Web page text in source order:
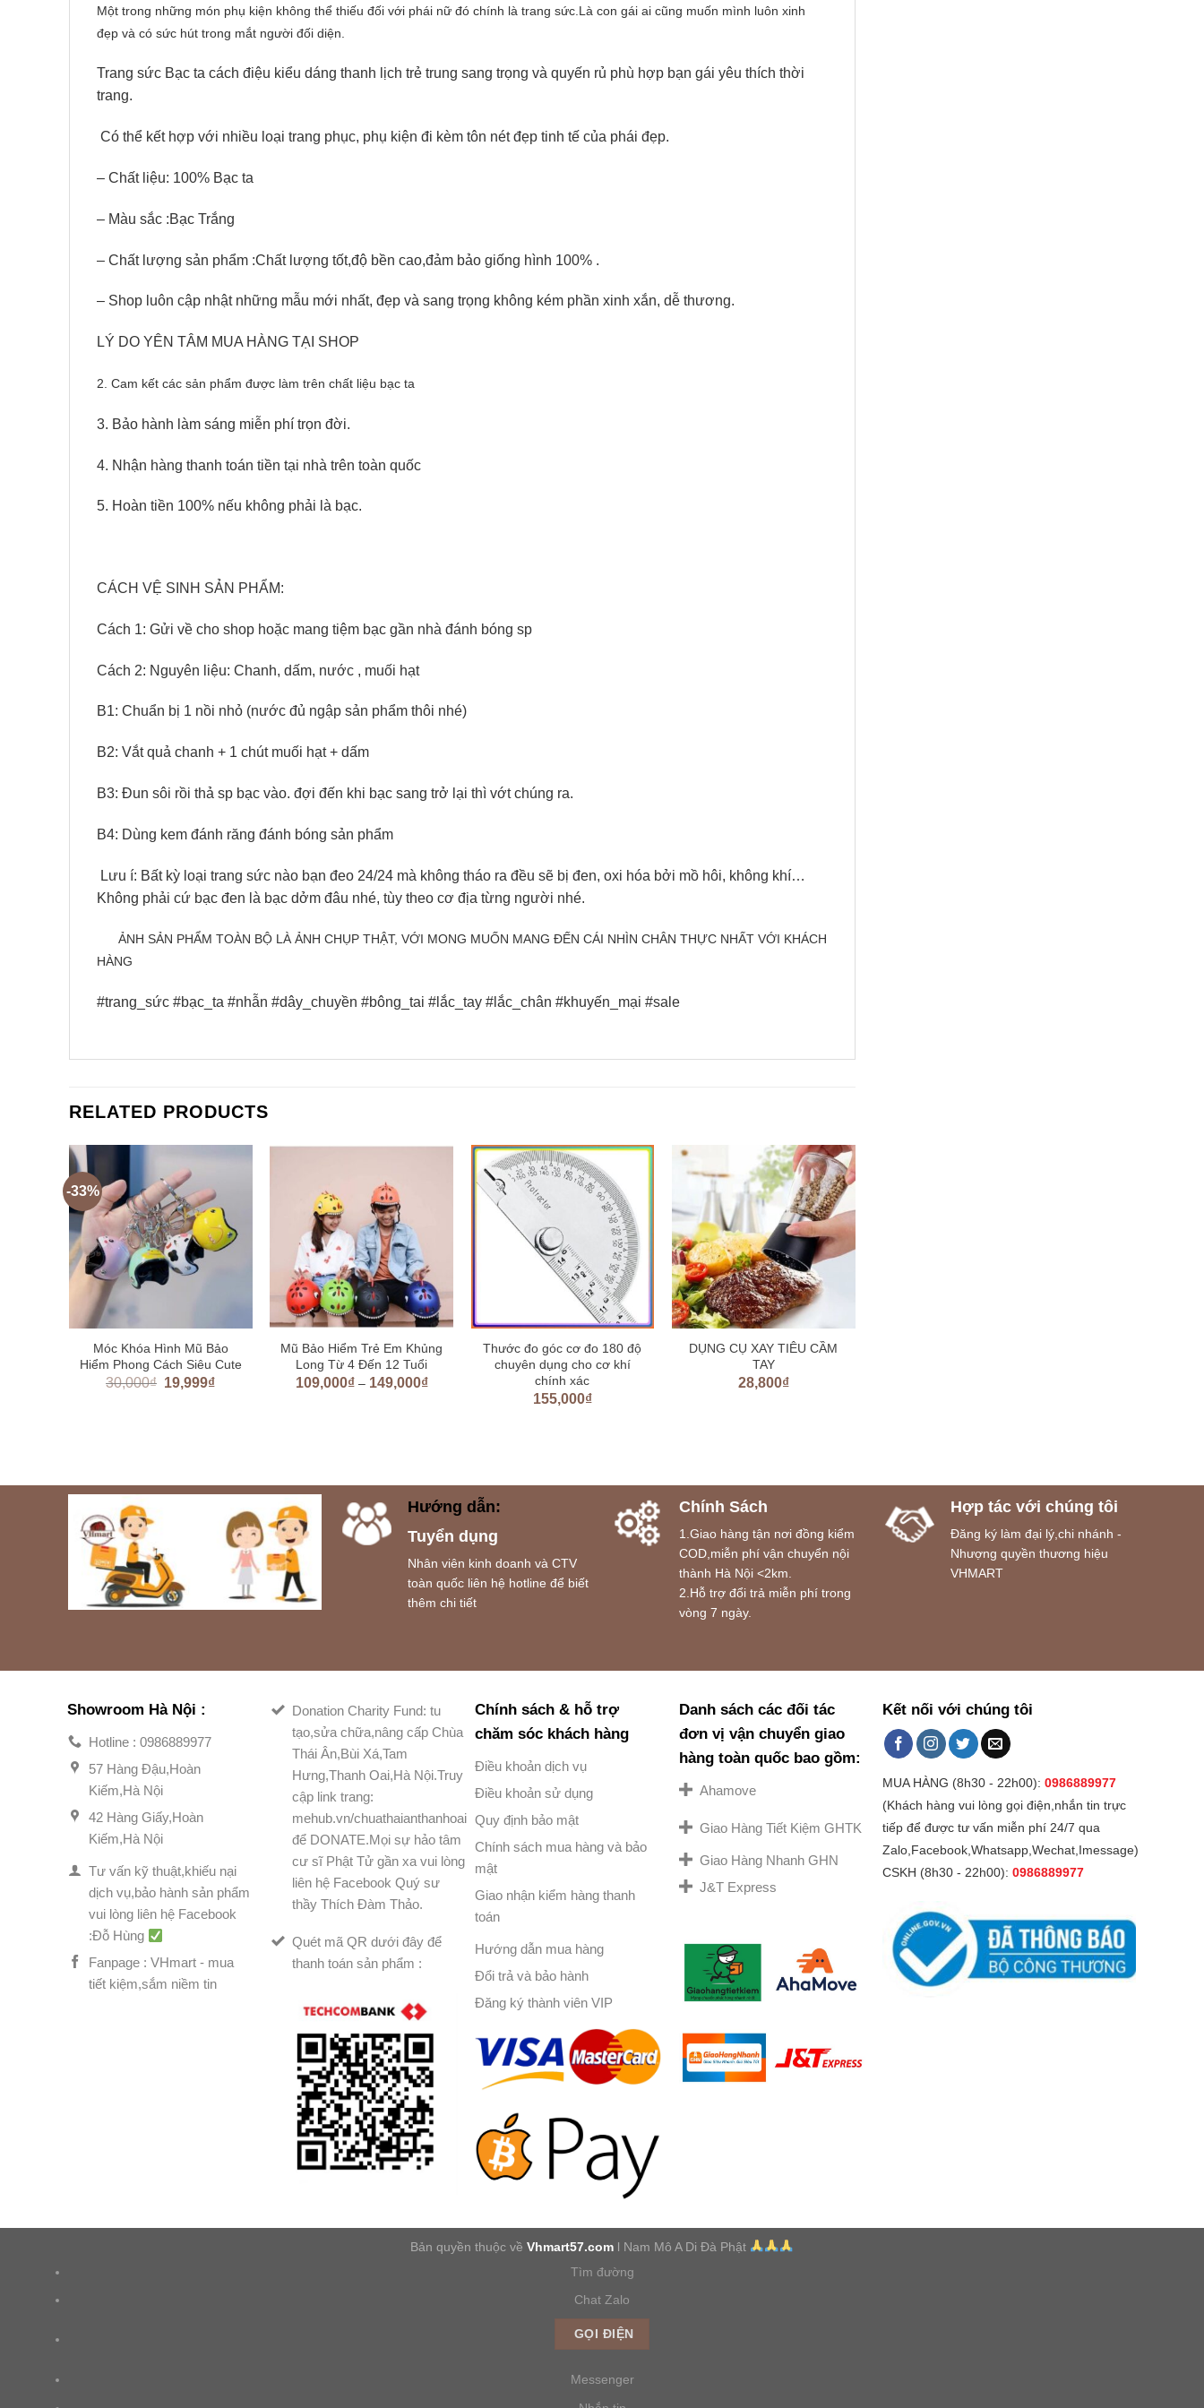
Một trong những món phụ kiện không thể thiếu đối với phái nữ đó chính là trang sức.Là con gái ai cũng muốn mình luôn xinh
đẹp và có sức hút trong mắt người đối diện.
Trang sức Bạc ta cách điệu kiểu dáng thanh lịch trẻ trung sang trọng và quyến rủ phù hợp bạn gái yêu thích thời
trang.
Có thể kết hợp với nhiều loại trang phục, phụ kiện đi kèm tôn nét đẹp tinh tế của phái đẹp.
– Chất liệu: 100% Bạc ta
– Màu sắc :Bạc Trắng
– Chất lượng sản phẩm :Chất lượng tốt,độ bền cao,đảm bảo giống hình 100% .
– Shop luôn cập nhật những mẫu mới nhất, đẹp và sang trọng không kém phần xinh xắn, dễ thương.
LÝ DO YÊN TÂM MUA HÀNG TẠI SHOP
2. Cam kết các sản phẩm được làm trên chất liệu bạc ta
3. Bảo hành làm sáng miễn phí trọn đời.
4. Nhận hàng thanh toán tiền tại nhà trên toàn quốc
5. Hoàn tiền 100% nếu không phải là bạc.
CÁCH VỆ SINH SẢN PHẨM:
Cách 1: Gửi về cho shop hoặc mang tiệm bạc gần nhà đánh bóng sp
Cách 2: Nguyên liệu: Chanh, dấm, nước , muối hạt
B1: Chuẩn bị 1 nồi nhỏ (nước đủ ngập sản phẩm thôi nhé)
B2: Vắt quả chanh + 1 chút muối hạt + dấm
B3: Đun sôi rồi thả sp bạc vào. đợi đến khi bạc sang trở lại thì vớt chúng ra.
B4: Dùng kem đánh răng đánh bóng sản phẩm
Lưu í: Bất kỳ loại trang sức nào bạn đeo 24/24 mà không tháo ra đều sẽ bị đen, oxi hóa bởi mồ hôi, không khí…
Không phải cứ bạc đen là bạc dởm đâu nhé, tùy theo cơ địa từng người nhé.
ẢNH SẢN PHẨM TOÀN BỘ LÀ ẢNH CHỤP THẬT, VỚI MONG MUỐN MANG ĐẾN CÁI NHÌN CHÂN THỰC NHẤT VỚI KHÁCH
HÀNG
#trang_sức #bạc_ta #nhẫn #dây_chuyền #bông_tai #lắc_tay #lắc_chân #khuyến_mại #sale
RELATED PRODUCTS
-33%
Móc Khóa Hình Mũ Bảo
Hiểm Phong Cách Siêu Cute
30,000₫ 19,999₫
Mũ Bảo Hiểm Trẻ Em Khủng
Long Từ 4 Đến 12 Tuổi
109,000₫– 149,000₫
Thước đo góc cơ đo 180 độ
chuyên dụng cho cơ khí
chính xác
155,000₫
DỤNG CỤ XAY TIÊU CẦM
TAY
28,800₫
Hướng dẫn:
Tuyển dụng
Nhân viên kinh doanh và CTV
toàn quốc liên hệ hotline để biết
thêm chi tiết
Chính Sách
1.Giao hàng tận nơi đồng kiểm
COD,miễn phí vận chuyển nội
thành Hà Nội <2km.
2.Hỗ trợ đổi trả miễn phí trong
vòng 7 ngày.
Hợp tác với chúng tôi
Đăng ký làm đại lý,chi nhánh -
Nhượng quyền thương hiệu
VHMART
Showroom Hà Nội :
Hotline : 0986889977
57 Hàng Đậu,Hoàn
Kiếm,Hà Nội
42 Hàng Giấy,Hoàn
Kiếm,Hà Nội
Tư vấn kỹ thuật,khiếu nại
dịch vụ,bảo hành sản phẩm
vui lòng liên hệ Facebook
:Đỗ Hùng
Fanpage : VHmart - mua
tiết kiệm,sắm niềm tin
Donation Charity Fund: tu
tạo,sửa chữa,nâng cấp Chùa
Thái Ân,Bùi Xá,Tam
Hưng,Thanh Oai,Hà Nội.Truy
cập link trang:
mehub.vn/chuathaianthanhoai
để DONATE.Mọi sự hảo tâm
cư sĩ Phật Tử gần xa vui lòng
liên hệ Facebook Quý sư
thầy Thích Đàm Thảo.
Quét mã QR dưới đây để
thanh toán sản phẩm :
Chính sách & hỗ trợ
chăm sóc khách hàng
Điều khoản dịch vụ
Điều khoản sử dụng
Quy định bảo mật
Chính sách mua hàng và bảo
mật
Giao nhận kiểm hàng thanh
toán
Hướng dẫn mua hàng
Đổi trả và bảo hành
Đăng ký thành viên VIP
Danh sách các đối tác
đơn vị vận chuyển giao
hàng toàn quốc bao gồm:
Ahamove
Giao Hàng Tiết Kiệm GHTK
Giao Hàng Nhanh GHN
J&T Express
Kết nối với chúng tôi
MUA HÀNG (8h30 - 22h00): 0986889977
(Khách hàng vui lòng gọi điện,nhắn tin trực
tiếp để được tư vấn miễn phí 24/7 qua
Zalo,Facebook,Whatsapp,Wechat,Imessage)
CSKH (8h30 - 22h00): 0986889977
Bản quyền thuộc về Vhmart57.com l Nam Mô A Di Đà Phật
Tìm đường
Chat Zalo
GỌI ĐIỆN
Messenger